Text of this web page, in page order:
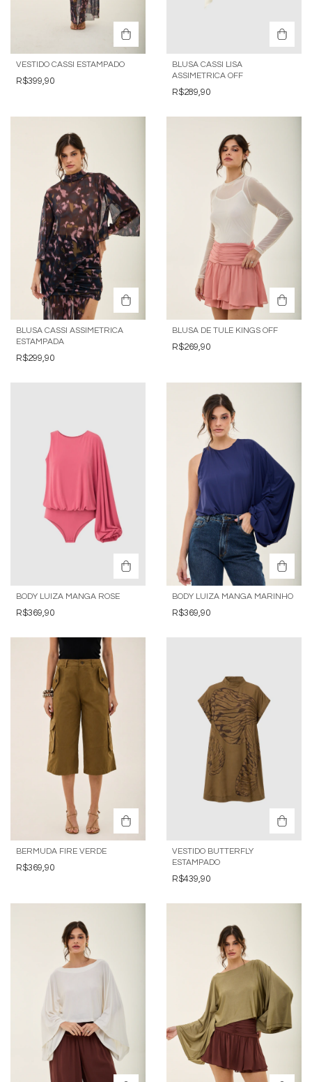
VESTIDO CASSI ESTAMPADO
R$399,90
BLUSA CASSI LISA
ASSIMETRICA OFF
R$289,90
BLUSA CASSI ASSIMETRICA
ESTAMPADA
R$299,90
BLUSA DE TULE KINGS OFF
R$269,90
BODY LUIZA MANGA ROSE
R$369,90
BODY LUIZA MANGA MARINHO
R$369,90
BERMUDA FIRE VERDE
R$369,90
VESTIDO BUTTERFLY
ESTAMPADO
R$439,90